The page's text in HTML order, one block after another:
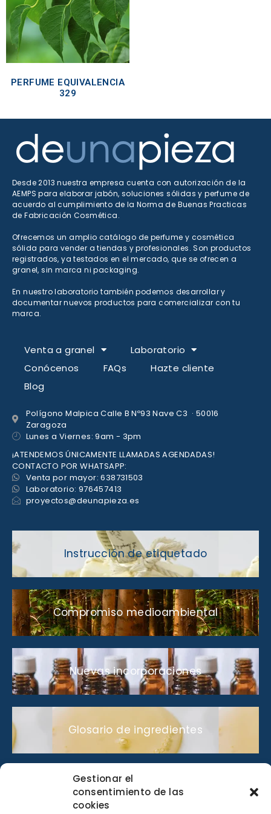
Gestionar el
consentimiento de las
cookies
PERFUME EQUIVALENCIA
329
Desde 2013 nuestra empresa cuenta con autorización de la
AEMPS para elaborar jabón, soluciones sólidas y perfume de
acuerdo al cumplimiento de la Norma de Buenas Practicas
de Fabricación Cosmética.
Ofrecemos un amplio catálogo de perfume y cosmética
sólida para vender a tiendas y profesionales. Son productos
registrados, ya testados en el mercado, que se ofrecen a
granel, sin marca ni packaging.
En nuestro laboratorio también podemos desarrollar y
documentar nuevos productos para comercializar con tu
marca.
Venta a granel
Laboratorio
Conócenos
FAQs
Hazte cliente
Blog
Polígono Malpica Calle B Nº93 Nave C3 · 50016
Zaragoza
Lunes a Viernes: 9am - 3pm
¡ATENDEMOS ÚNICAMENTE LLAMADAS AGENDADAS!
CONTACTO POR WHATSAPP:
Venta por mayor: 638731503
Laboratorio: 976457413
proyectos@deunapieza.es
Instrucción de etiquetado
Compromiso medioambiental
Nuevas incorporaciones
Glosario de ingredientes
Lo que nos gusta compartir